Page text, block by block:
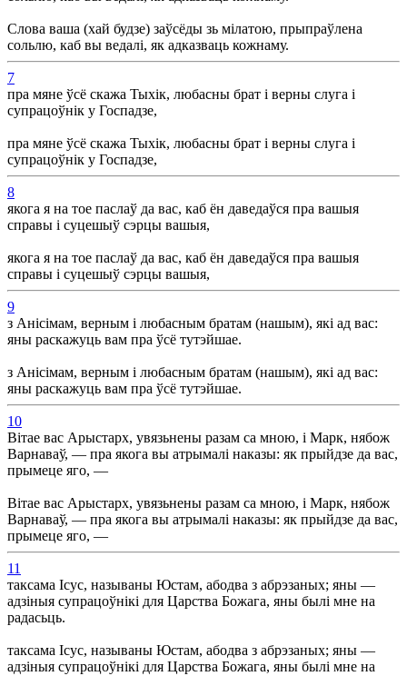
Слова ваша (хай будзе) заўсёды зь мілатою, прыпраўлена
сольлю, каб вы ведалі, як адказваць кожнаму.
7
пра мяне ўсё скажа Тыхік, любасны брат і верны слуга і
супрацоўнік у Госпадзе,
пра мяне ўсё скажа Тыхік, любасны брат і верны слуга і
супрацоўнік у Госпадзе,
8
якога я на тое паслаў да вас, каб ён даведаўся пра вашыя
справы і суцешыў сэрцы вашыя,
якога я на тое паслаў да вас, каб ён даведаўся пра вашыя
справы і суцешыў сэрцы вашыя,
9
з Анісімам, верным і любасным братам (нашым), які ад вас:
яны раскажуць вам пра ўсё тутэйшае.
з Анісімам, верным і любасным братам (нашым), які ад вас:
яны раскажуць вам пра ўсё тутэйшае.
10
Вітае вас Арыстарх, увязьнены разам са мною, і Марк, нябож
Варнаваў, — пра якога вы атрымалі наказы: як прыйдзе да вас,
прымеце яго, —
Вітае вас Арыстарх, увязьнены разам са мною, і Марк, нябож
Варнаваў, — пра якога вы атрымалі наказы: як прыйдзе да вас,
прымеце яго, —
11
таксама Ісус, называны Юстам, абодва з абрэзаных; яны —
адзіныя супрацоўнікі для Царства Божага, яны былі мне на
радасьць.
таксама Ісус, называны Юстам, абодва з абрэзаных; яны —
адзіныя супрацоўнікі для Царства Божага, яны былі мне на